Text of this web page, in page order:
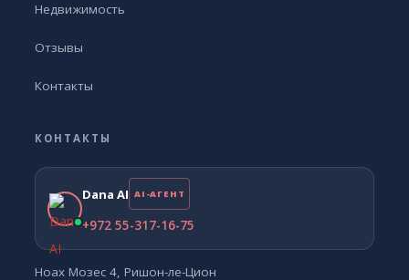
Недвижимость
Отзывы
Контакты
КОНТАКТЫ
Dana AI AI-АГЕНТ
+972 55-317-16-75
Ноах Мозес 4, Ришон-ле-Цион